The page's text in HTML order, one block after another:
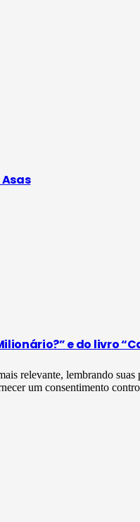
e do livro
relevante, lembrando
um consentimento